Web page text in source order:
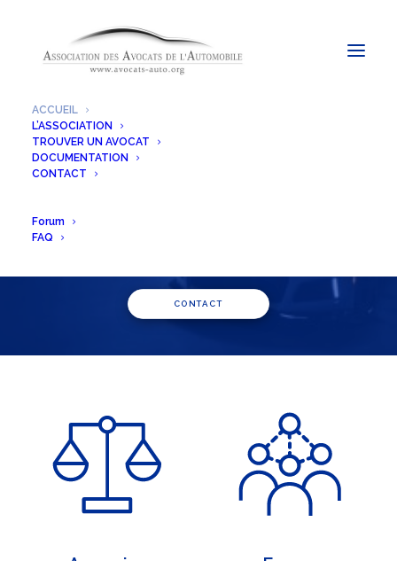
ACCUEIL
L’ASSOCIATION
TROUVER UN AVOCAT
DOCUMENTATION
CONTACT
Forum
FAQ
Association des avocats de
l'automobile
CONTACT